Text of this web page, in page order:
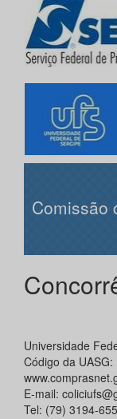
Comissão
Universidade
Código da UASG:
E-mail:
Tel: (79) 3194-